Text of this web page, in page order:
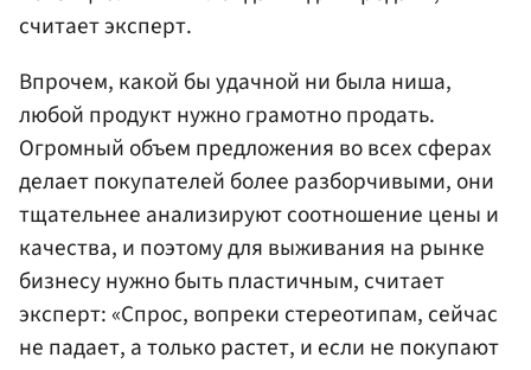
считает эксперт.
Впрочем, какой бы удачной ни была ниша,
любой продукт нужно грамотно продать.
Огромный объем предложения во всех сферах
делает покупателей более разборчивыми, они
тщательнее анализируют соотношение цены и
качества, и поэтому для выживания на рынке
бизнесу нужно быть пластичным, считает
эксперт: «Спрос, вопреки стереотипам, сейчас
не падает, а только растет, и если не покупают